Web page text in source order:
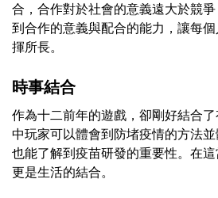
合，合作對於社會的意義遠大於競
到合作的意義與配合的能力，讓每
揮所長。
時事結合
作為十二前年的遊戲，卻剛好結合
中玩家可以體會到防堵疫情的方法並
也能了解到疫苗研發的重要性。在這
更是生活的結合。